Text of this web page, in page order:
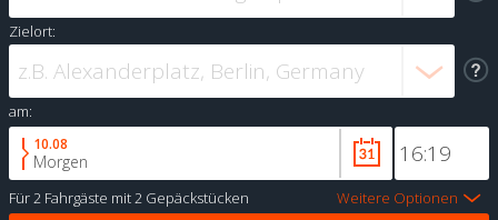
Zielort:
am:
10.08
Morgen
Für2 Fahrgäste mit2 Gepäckstücken Weitere Optionen